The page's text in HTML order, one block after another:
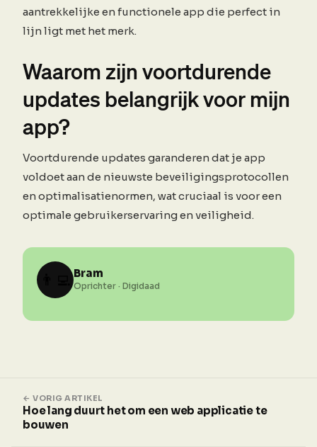
aantrekkelijke en functionele app die perfect in
lijn ligt met het merk.
Waarom zijn voortdurende
updates belangrijk voor mijn
app?
Voortdurende updates garanderen dat je app
voldoet aan de nieuwste beveiligingsprotocollen
en optimalisatienormen, wat cruciaal is voor een
optimale gebruikerservaring en veiligheid.
Bram
Oprichter · Digidaad
← VORIG ARTIKEL
Hoe lang duurt het om een web applicatie te
bouwen